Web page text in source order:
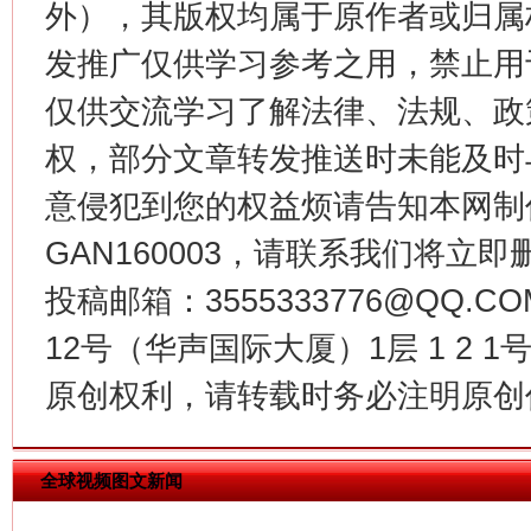
外），其版权均属于原作者或归
发推广仅供学习参考之用，禁止
仅供交流学习了解法律、法规、
权，部分文章转发推送时未能及
意侵犯到您的权益烦请告知本网
GAN160003，请联系我们将立即
投稿邮箱：
12号（华声国际大厦）1层 1 2 1
原创权利，请转载时务必注明原
全球视频图文新闻
在谋一域中谋全局
今
习近平的博鳌关键词
魏明亮